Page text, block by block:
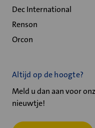
Dec International
Renson
Orcon
Altijd op de hoogte?
Meld u dan aan voor
nieuwtje!